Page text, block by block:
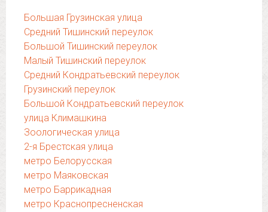
Большая Грузинская улица
Средний Тишинский переулок
Большой Тишинский переулок
Малый Тишинский переулок
Средний Кондратьевский переулок
Грузинский переулок
Большой Кондратьевский переулок
улица Климашкина
Зоологическая улица
2-я Брестская улица
метро Белорусская
метро Маяковская
метро Баррикадная
метро Краснопресненская